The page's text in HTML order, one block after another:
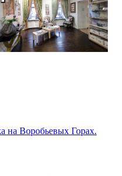
на Воробьевых Горах.